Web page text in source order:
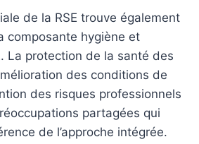
de la RSE trouve également
composante hygiène et
La protection de la santé des
des conditions de
des risques professionnels
partagées qui
de l’approche intégrée.